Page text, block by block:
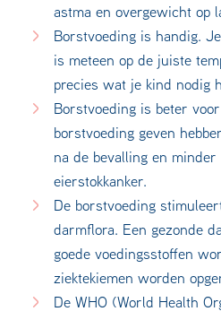
astma en overgewicht op
Borstvoeding is handig.
is meteen op de juiste
precies wat je kind nodig
Borstvoeding is beter
borstvoeding geven
na de bevalling en
eierstokkanker.
De borstvoeding
darmflora. Een gezonde
goede voedingsstoffen
ziektekiemen worden
De WHO (World Health